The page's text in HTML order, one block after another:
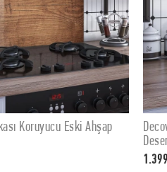
SEPETE EKLE
Ocak Arkası Koruyucu Eski Ahşap